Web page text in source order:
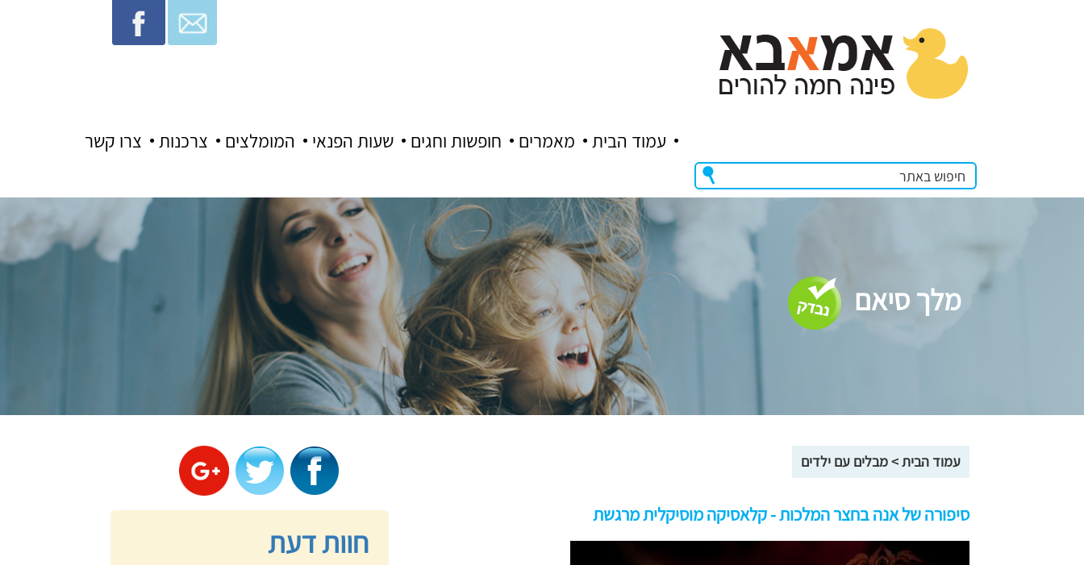
צרו קשר צרכנות המומלצים שעות הפנאי חופשות וחגים מאמרים עמוד הבית
מלך סיאם
עמוד הבית>מבלים עם ילדים
סיפורה של אנה בחצר המלכות - קלאסיקה מוסיקלית מרגשת
חוות דעת